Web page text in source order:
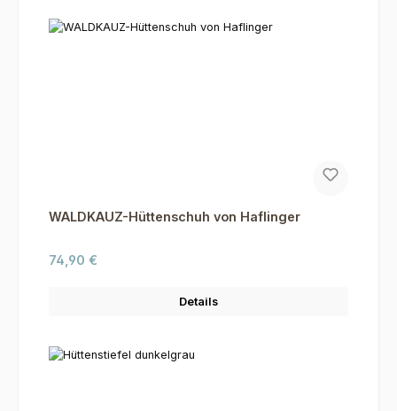
WALDKAUZ-Hüttenschuh von Haflinger
Regulärer Preis:
74,90 €
Details